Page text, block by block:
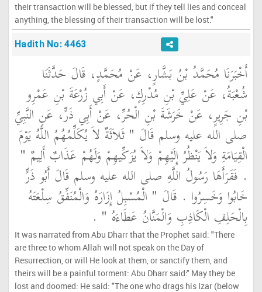
their transaction will be blessed, but if they tell lies and conceal
anything, the blessing of their transaction will be lost."
Hadith No: 4463
أَخْبَرَنَا مُحَمَّدُ بْنُ بَشَّارٍ، عَنْ مُحَمَّدٍ، قَالَ حَدَّثَنَا
شُعْبَةُ، عَنْ عَلِيِّ بْنِ مُدْرِكٍ، عَنْ أَبِي زُرْعَةَ بْنِ عَمْرِو
بْنِ جَرِيرٍ، عَنْ خَرَشَةَ بْنِ الْحُرِّ، عَنْ أَبِي ذَرٍّ، عَنِ النَّبِيِّ
صلى الله عليه وسلم قَالَ ‏"‏ ثَلاَثَةٌ لاَ يُكَلِّمُهُمُ اللَّهُ يَوْمَ
الْقِيَامَةِ وَلاَ يَنْظُرُ إِلَيْهِمْ وَلاَ يُزَكِّيهِمْ وَلَهُمْ عَذَابٌ أَلِيمٌ ‏"‏
‏.‏ فَقَرَأَهَا رَسُولُ اللَّهِ صلى الله عليه وسلم قَالَ أَبُو ذَرٍّ
خَابُوا وَخَسِرُوا ‏.‏ قَالَ ‏"‏ الْمُسْبِلُ إِزَارَهُ وَالْمُنَفِّقُ سِلْعَتَهُ
بِالْحَلِفِ الْكَاذِبِ وَالْمَنَّانُ عَطَاءَهُ ‏"‏ ‏.‏
It was narrated from Abu Dharr that the Prophet said: "There
are three to whom Allah will not speak on the Day of
Resurrection, or will He look at them, or sanctify them, and
theirs will be a painful torment: Abu Dharr said:" May they be
lost and doomed: He said: "The one who drags his Izar (below